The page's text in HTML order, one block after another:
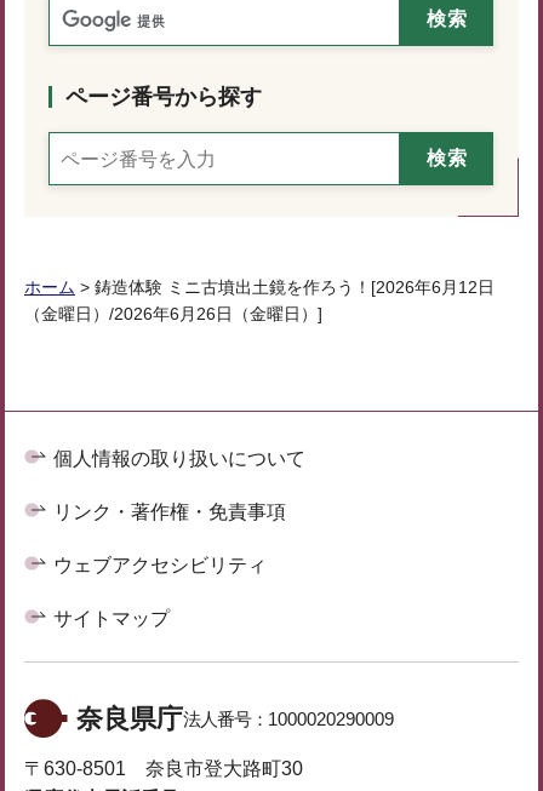
ページ番号から探す
ホーム > 鋳造体験 ミニ古墳出土鏡を作ろう！[2026年6月12日
（金曜日）/2026年6月26日（金曜日）]
個人情報の取り扱いについて
リンク・著作権・免責事項
ウェブアクセシビリティ
サイトマップ
奈良県庁法人番号： 1000020290009
〒630-8501 奈良市登大路町30